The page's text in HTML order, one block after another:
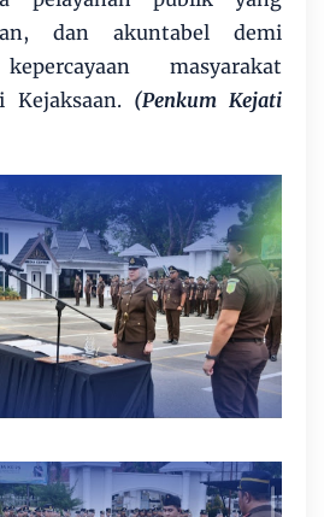
dan akuntabel demi
masyarakat
Kejaksaan.(Penkum Kejati